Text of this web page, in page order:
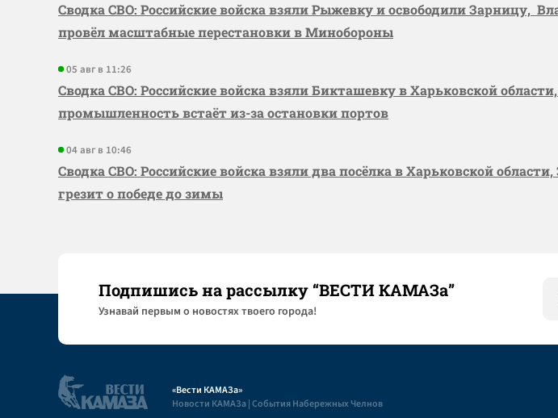
Сводка СВО: Российские войска взяли Рыжевку и освободили Зарницу,
провёл масштабные перестановки в Минобороны
05 авг в 11:26
Сводка СВО: Российские войска взяли Бикташевку в Харьковской
промышленность встаёт из-за остановки портов
04 авг в 10:46
Сводка СВО: Российские войска взяли два посёлка в Харьковской
грезит о победе до зимы
Подпишись на рассылку “ВЕСТИ КАМАЗа”
Узнaвай первым о новостях твоего города!
«Вести КАМАЗа»
Новости КАМАЗа | События Набережных Челнов